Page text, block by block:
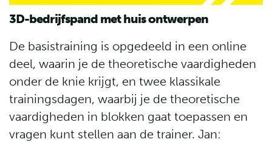
3D-bedrijfspand met huis ontwerpen
De basistraining is opgedeeld in een online
deel, waarin je de theoretische vaardigheden
onder de knie krijgt, en twee klassikale
trainingsdagen, waarbij je de theoretische
vaardigheden in blokken gaat toepassen en
vragen kunt stellen aan de trainer. Jan: